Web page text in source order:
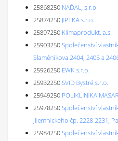
25868250 NAĎAL, s.r.o.
25874250 JIPEKA s.r.o.
25897250 Klimaprodukt, a.s.
25903250Společenství
Slaměníkova 2404, 2405 a
25926250 EWK s.r.o.
25932250SVID Bystré s.r.o.
25949250 POLIKLINIKA
25978250Společenství
Jilemnického čp. 2228-2231,
25984250Společenství